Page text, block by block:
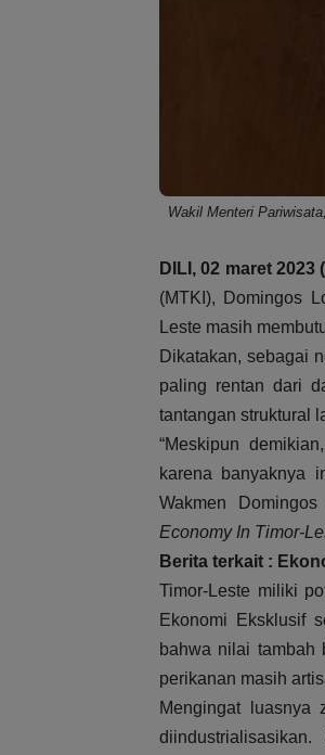
Wakil Menteri
DILI, 02 maret 2023
(MTKI), Domingos
Leste masih
Dikatakan, sebagai
paling rentan dari
tantangan struktural
“Meskipun
karena banyaknya
Wakmen
Economy In Timor-
Berita terkait :
Timor-Leste miliki
Ekonomi Eksklusif
bahwa nilai tambah
perikanan masih
Mengingat luasnya